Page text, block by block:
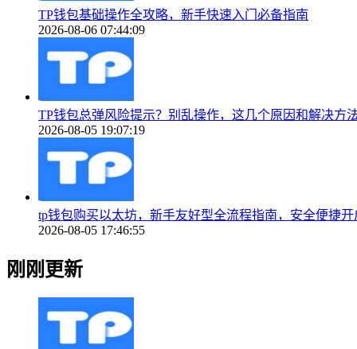
TP钱包基础操作全攻略，新手快速入门必备指南
2026-08-06 07:44:09
TP钱包总弹风险提示？别乱操作，这几个原因和解决方
2026-08-05 19:07:19
tp钱包购买以太坊，新手友好型全流程指南，安全便捷
2026-08-05 17:46:55
刚刚更新